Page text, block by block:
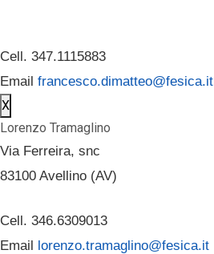
Cell. 347.1115883
Email francesco.dimatteo@fesica.it
X
Lorenzo Tramaglino
Via Ferreira, snc
83100 Avellino (AV)
Cell. 346.6309013
Email lorenzo.tramaglino@fesica.it